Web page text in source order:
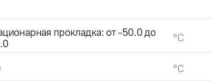
прокладка: от -50.0 до
°C
°C